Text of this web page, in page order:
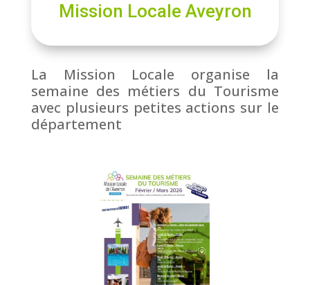
Mission Locale Aveyron
La Mission Locale organise la
semaine des métiers du Tourisme
avec plusieurs petites actions sur le
département